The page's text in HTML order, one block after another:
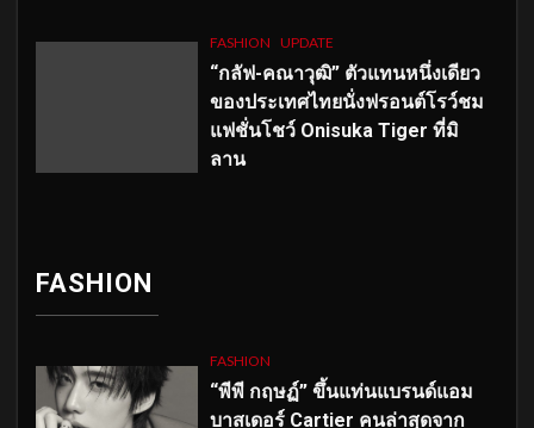
FASHION UPDATE
“กลัฟ-คณาวุฒิ” ตัวแทนหนึ่งเดียว
ของประเทศไทยนั่งฟรอนต์โรว์ชม
แฟชั่นโชว์ Onisuka Tiger ที่มิ
ลาน
FASHION
FASHION
“พีพี กฤษฏ์” ขึ้นแท่นแบรนด์แอม
บาสเดอร์ Cartier คนล่าสุดจาก